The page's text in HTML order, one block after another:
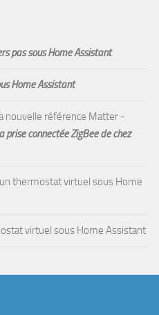
pas sous Home Assistant
Home Assistant
nouvelle référence Matter -
prise connectée ZigBee de chez
thermostat virtuel sous Home
virtuel sous Home Assistant